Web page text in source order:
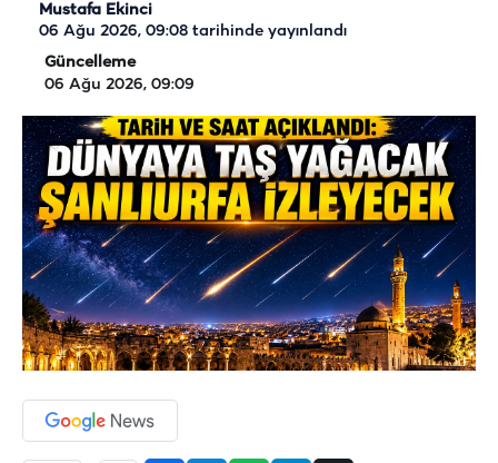
Mustafa Ekinci
06 Ağu 2026, 09:08 tarihinde yayınlandı
Güncelleme
06 Ağu 2026, 09:09